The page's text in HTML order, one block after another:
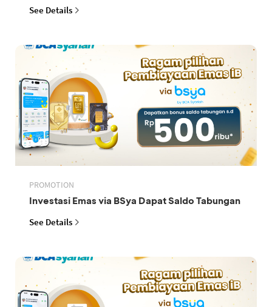
See Details
PROMOTION
Investasi Emas via BSya Dapat Saldo Tabungan
See Details